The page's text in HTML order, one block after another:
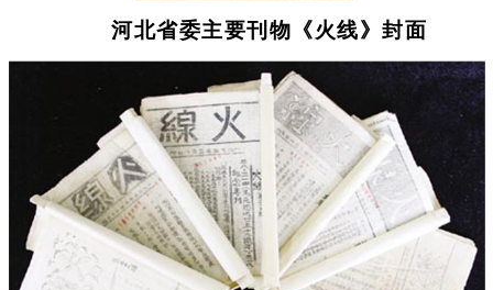
河北省委主要刊物《火线》封面